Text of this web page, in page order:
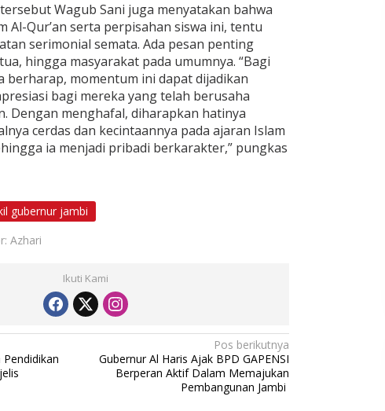
Wagub Sani juga menyatakan bahwa
Al-Qur’an serta perpisahan siswa ini, tentu
serimonial semata. Ada pesan penting
hingga masyarakat pada umumnya. “Bagi
berharap, momentum ini dapat dijadikan
bagi mereka yang telah berusaha
Dengan menghafal, diharapkan hatinya
cerdas dan kecintaannya pada ajaran Islam
ia menjadi pribadi berkarakter,” pungkas
gubernur jambi
Azhari
Ikuti Kami
Pos berikutnya
Gubernur Al Haris Ajak BPD GAPENSI
Berperan Aktif Dalam Memajukan
Pembangunan Jambi